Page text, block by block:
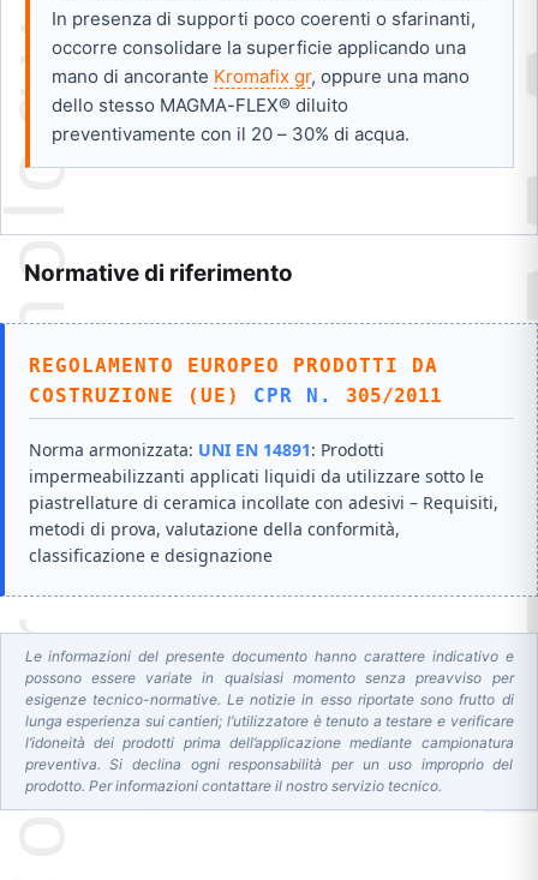
In presenza di supporti poco coerenti o sfarinanti,
occorre consolidare la superficie applicando una
mano di ancorante Kromafix gr, oppure una mano
dello stesso MAGMA-FLEX® diluito
preventivamente con il 20 – 30% di acqua.
Normative di riferimento
REGOLAMENTO EUROPEO PRODOTTI DA
COSTRUZIONE (UE) CPR N. 305/2011
Norma armonizzata: UNI EN 14891: Prodotti
impermeabilizzanti applicati liquidi da utilizzare sotto le
piastrellature di ceramica incollate con adesivi – Requisiti,
metodi di prova, valutazione della conformità,
classificazione e designazione
Le informazioni del presente documento hanno carattere indicativo e
possono essere variate in qualsiasi momento senza preavviso per
esigenze tecnico-normative. Le notizie in esso riportate sono frutto di
lunga esperienza sui cantieri; l’utilizzatore è tenuto a testare e verificare
l’idoneità dei prodotti prima dell’applicazione mediante campionatura
preventiva. Si declina ogni responsabilità per un uso improprio del
prodotto. Per informazioni contattare il nostro servizio tecnico.